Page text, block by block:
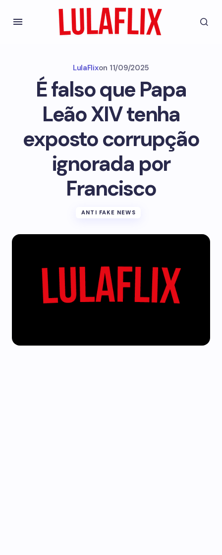
LulaFlixon 11/09/2025
É falso que Papa
Leão XIV tenha
exposto corrupção
ignorada por
Francisco
ANTI FAKE NEWS